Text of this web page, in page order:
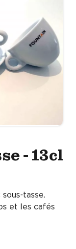
- 13cl
tasse.
et les cafés